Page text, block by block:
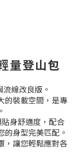
量登山包
線改良版。
的裝載空間，是專
身舒適度，配合
身型完美匹配。
，讓您輕鬆應對各